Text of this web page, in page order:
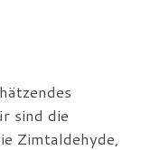
sind die
Zimtaldehyde,